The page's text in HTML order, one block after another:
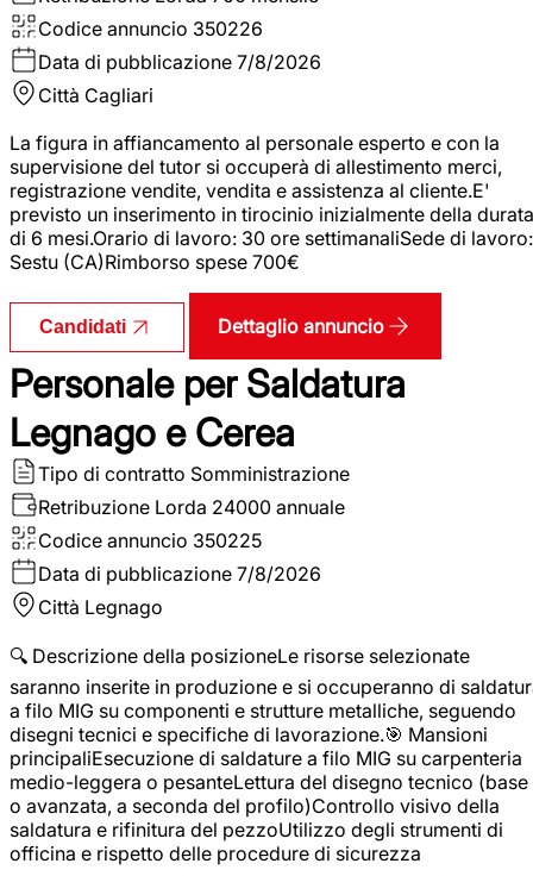
Codice annuncio 350226
Data di pubblicazione 7/8/2026
Città Cagliari
La figura in affiancamento al personale esperto e con la
supervisione del tutor si occuperà di allestimento merci,
registrazione vendite, vendita e assistenza al cliente.E'
previsto un inserimento in tirocinio inizialmente della durata
di 6 mesi.Orario di lavoro: 30 ore settimanaliSede di lavoro:
Sestu (CA)Rimborso spese 700€
Candidati Dettaglio annuncio
Personale per Saldatura
Legnago e Cerea
Tipo di contratto Somministrazione
Retribuzione Lorda 24000 annuale
Codice annuncio 350225
Data di pubblicazione 7/8/2026
Città Legnago
🔍 Descrizione della posizioneLe risorse selezionate
saranno inserite in produzione e si occuperanno di
a filo MIG su componenti e strutture metalliche, seguendo
disegni tecnici e specifiche di lavorazione.🎯 Mansioni
principaliEsecuzione di saldature a filo MIG su carpenteria
medio-leggera o pesanteLettura del disegno tecnico (base
o avanzata, a seconda del profilo)Controllo visivo della
saldatura e rifinitura del pezzoUtilizzo degli strumenti di
officina e rispetto delle procedure di sicurezza